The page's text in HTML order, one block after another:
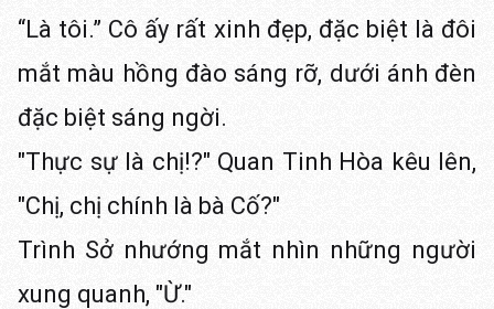
“Là tôi.” Cô ấy rất xinh đẹp, đặc biệt là đôi
mắt màu hồng đào sáng rỡ, dưới ánh đèn
đặc biệt sáng ngời.
"Thực sự là chị!?" Quan Tinh Hòa kêu lên,
"Chị, chị chính là bà Cố?"
Trình Sở nhướng mắt nhìn những người
xung quanh, "Ừ."